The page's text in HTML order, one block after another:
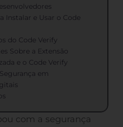
Instalar e Usar o Code
do Code Verify
Sobre a Extensão
e o Code Verify
em
com a segurança